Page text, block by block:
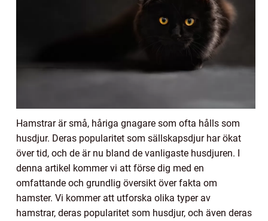
Hamstrar är små, håriga gnagare som ofta hålls som
husdjur. Deras popularitet som sällskapsdjur har ökat
över tid, och de är nu bland de vanligaste husdjuren. I
denna artikel kommer vi att förse dig med en
omfattande och grundlig översikt över fakta om
hamster. Vi kommer att utforska olika typer av
hamstrar, deras popularitet som husdjur, och även deras